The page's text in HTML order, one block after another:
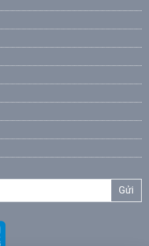
Gửi